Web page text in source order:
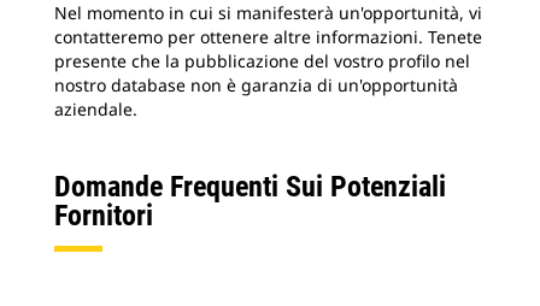
Nel momento in cui si manifesterà un'opportunità, vi
contatteremo per ottenere altre informazioni. Tenete
presente che la pubblicazione del vostro profilo nel
nostro database non è garanzia di un'opportunità
aziendale.
Domande Frequenti Sui Potenziali
Fornitori